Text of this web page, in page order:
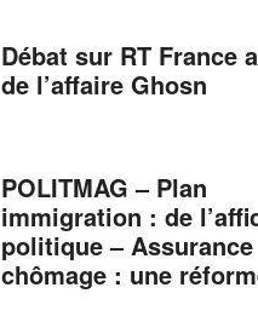
Débat sur RT France
de l’affaire Ghosn
POLITMAG – Plan
immigration : de
politique – Assurance
chômage : une